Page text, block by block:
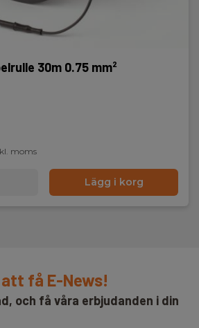
30m 0.75 mm²
moms
Lägg i korg
få E-News!
och få våra erbjudanden i din